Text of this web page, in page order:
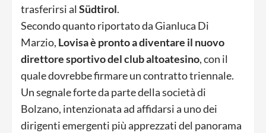
trasferirsi al Südtirol.
Secondo quanto riportato da Gianluca Di
Marzio, Lovisa è pronto a diventare il nuovo
direttore sportivo del club altoatesino, con il
quale dovrebbe firmare un contratto triennale.
Un segnale forte da parte della società di
Bolzano, intenzionata ad affidarsi a uno dei
dirigenti emergenti più apprezzati del panorama